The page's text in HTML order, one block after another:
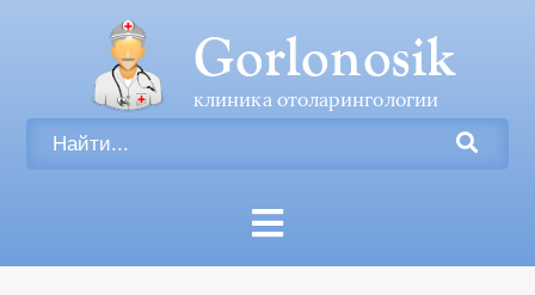
Gorlonosik
клиника отоларингологии